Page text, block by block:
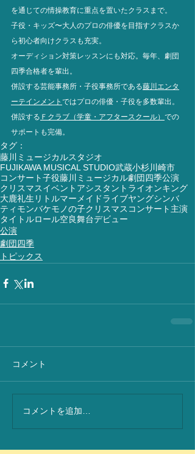
を通じての情操教育に重点を置いたクラスまで。
子役・キッズ〜大人のプロの俳優を目指すクラスか
ら初心者向けクラスも充実。
オーディション対策レッスンにも対応。毎年、劇団
四季合格者を輩出。
併設する芸能事務所・子役事務所である藤川エンタ
ーテインメント ではプロの俳優・子役を多数輩出。
併設する Ｆクラブ（学童・アフタースクール） での
サポートも完備。
タグ：
藤川ミュージカルスタジオ
FUJIKAWA MUSICAL STUDIO武蔵小杉川崎市
コンサート子役藤川ミュージカル劇団四季公演
クリスマスイベント アシスタント ライオンキング
大鹿礼生 リトルマーメイドライブヤングシンバ
ティモンバケモノの子クリスマスコンサート 主演
タイトルロール空良舞台デビュー
公演
劇団四季
トピックス
コメント
コメントを追加…